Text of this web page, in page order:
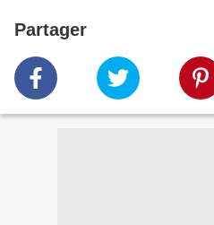
Partager